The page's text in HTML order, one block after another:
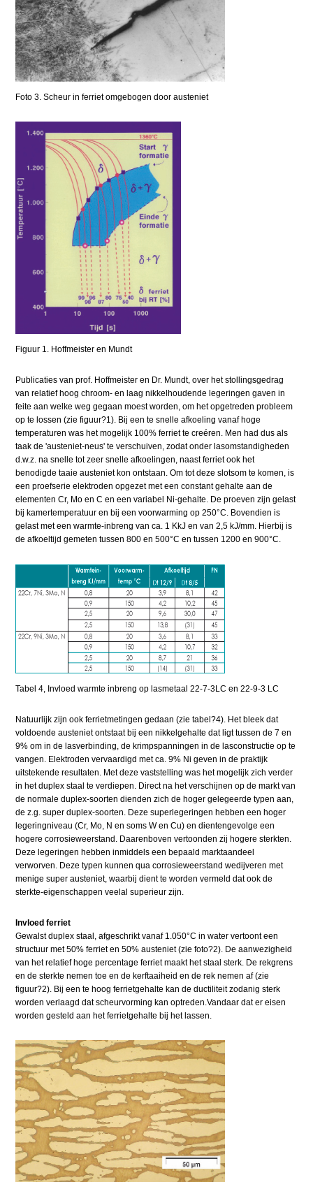
Foto 3. Scheur in ferriet omgebogen door austeniet
Figuur 1. Hoffmeister en Mundt
Publicaties van prof. Hoffmeister en Dr. Mundt, over het stollingsgedrag
van relatief hoog chroom- en laag nikkelhoudende legeringen gaven in
feite aan welke weg gegaan moest worden, om het opgetreden probleem
op te lossen (zie figuur?1). Bij een te snelle afkoeling vanaf hoge
temperaturen was het mogelijk 100% ferriet te creéren. Men had dus als
taak de 'austeniet-neus' te verschuiven, zodat onder lasomstandigheden
d.w.z. na snelle tot zeer snelle afkoelingen, naast ferriet ook het
benodigde taaie austeniet kon ontstaan. Om tot deze slotsom te komen, is
een proefserie elektroden opgezet met een constant gehalte aan de
elementen Cr, Mo en C en een variabel Ni-gehalte. De proeven zijn gelast
bij kamertemperatuur en bij een voorwarming op 250°C. Bovendien is
gelast met een warmte-inbreng van ca. 1 KkJ en van 2,5 kJ/mm. Hierbij is
de afkoeltijd gemeten tussen 800 en 500°C en tussen 1200 en 900°C.
Tabel 4, Invloed warmte inbreng op lasmetaal 22-7-3LC en 22-9-3 LC
Natuurlijk zijn ook ferrietmetingen gedaan (zie tabel?4). Het bleek dat
voldoende austeniet ontstaat bij een nikkelgehalte dat ligt tussen de 7 en
9% om in de lasverbinding, de krimpspanningen in de lasconstructie op te
vangen. Elektroden vervaardigd met ca. 9% Ni geven in de praktijk
uitstekende resultaten. Met deze vaststelling was het mogelijk zich verder
in het duplex staal te verdiepen. Direct na het verschijnen op de markt van
de normale duplex-soorten dienden zich de hoger gelegeerde typen aan,
de z.g. super duplex-soorten. Deze superlegeringen hebben een hoger
legeringniveau (Cr, Mo, N en soms W en Cu) en dientengevolge een
hogere corrosieweerstand. Daarenboven vertoonden zij hogere sterkten.
Deze legeringen hebben inmiddels een bepaald marktaandeel
verworven. Deze typen kunnen qua corrosieweerstand wedijveren met
menige super austeniet, waarbij dient te worden vermeld dat ook de
sterkte-eigenschappen veelal superieur zijn.
Invloed ferriet
Gewalst duplex staal, afgeschrikt vanaf 1.050°C in water vertoont een
structuur met 50% ferriet en 50% austeniet (zie foto?2). De aanwezigheid
van het relatief hoge percentage ferriet maakt het staal sterk. De rekgrens
en de sterkte nemen toe en de kerftaaiheid en de rek nemen af (zie
figuur?2). Bij een te hoog ferrietgehalte kan de ductiliteit zodanig sterk
worden verlaagd dat scheurvorming kan optreden.Vandaar dat er eisen
worden gesteld aan het ferrietgehalte bij het lassen.